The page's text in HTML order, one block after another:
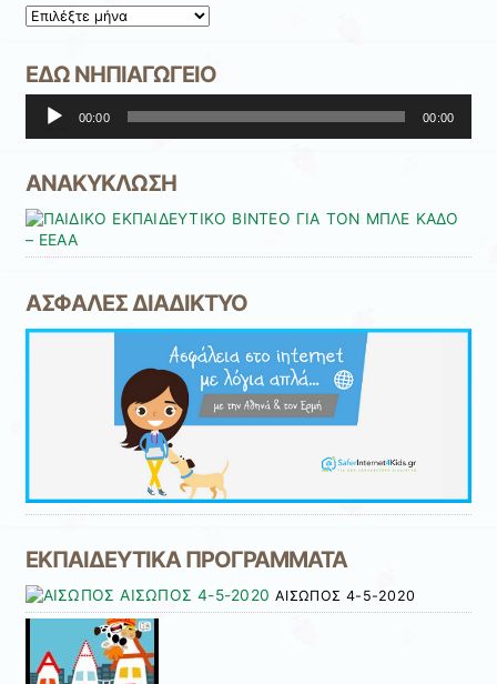
ΑΝΑΡΤΗΣΕΙΣ
ΜΗΝΑ
ΕΔΩ ΝΗΠΙΑΓΩΓΕΙΟ
Πρόγραμμα
Αναπαραγωγής
00:00 00:00
ΑΝΑΚΥΚΛΩΣΗ
ΑΣΦΑΛΕΣ ΔΙΑΔΙΚΤΥΟ
ΕΚΠΑΙΔΕΥΤΙΚΑ ΠΡΟΓΡΑΜΜΑΤΑ
ΑΙΣΩΠΟΣ 4-5-2020